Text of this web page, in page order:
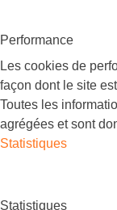
Performance
Les cookies de
façon dont le site
Toutes les
agrégées et sont
Statistiques
Statistiques